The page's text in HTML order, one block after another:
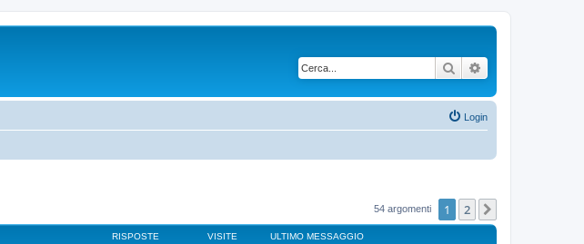
Cerca
Login
54 argomenti 1 2
RISPOSTE VISITE ULTIMO MESSAGGIO